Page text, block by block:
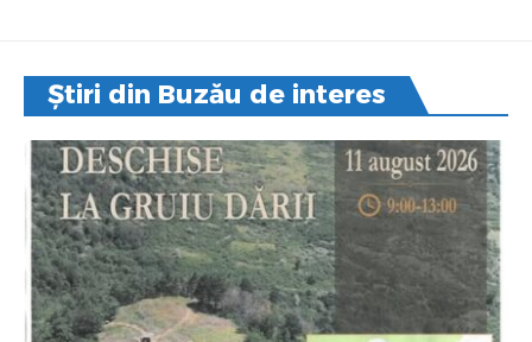
Știri din Buzău de interes